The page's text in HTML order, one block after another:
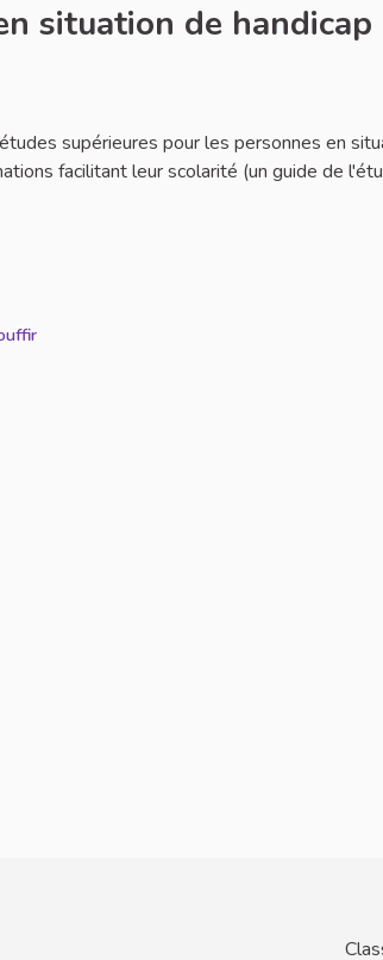
situation de handicap
supérieures pour les personnes en
facilitant leur scolarité (un guide de